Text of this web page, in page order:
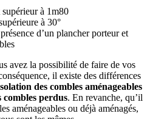
supérieur à 1m80
à 30°
d’un plancher porteur et
avez la possibilité de faire de vos
il existe des différences
des combles aménageables
combles perdus. En revanche, qu’il
aménageables ou déjà aménagés,